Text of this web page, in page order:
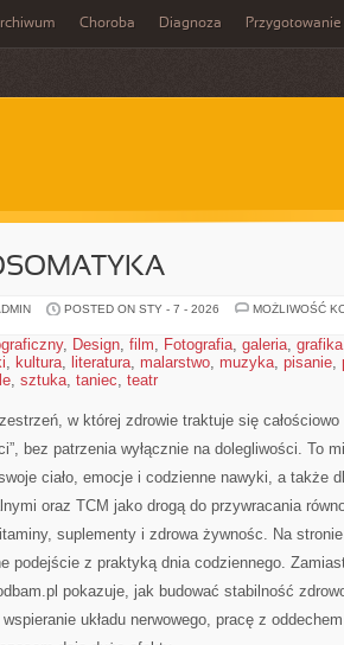
Choroba Diagnoza Przygotowanie
POSTED ON STY - 7 - 2026
MOŻLIWOŚĆ
, Design, film, Fotografia, galeria, grafika
, kultura, literatura, malarstwo, muzyka, pisanie,
, sztuka, taniec, teatr
w której zdrowie traktuje się
bez patrzenia wyłącznie na dolegliwości. To
ciało, emocje i codzienne nawyki, a także
oraz TCM jako drogą do przywracania
suplementy i zdrowa żywnośc. Na
podejście z praktyką dnia codziennego.
pokazuje, jak budować stabilność
układu nerwowego, pracę z